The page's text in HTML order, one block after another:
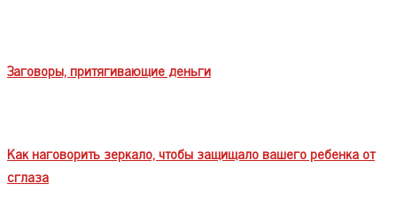
Заговоры, притягивающие деньги
Как наговорить зеркало, чтобы защищало вашего ребенка от
сглаза